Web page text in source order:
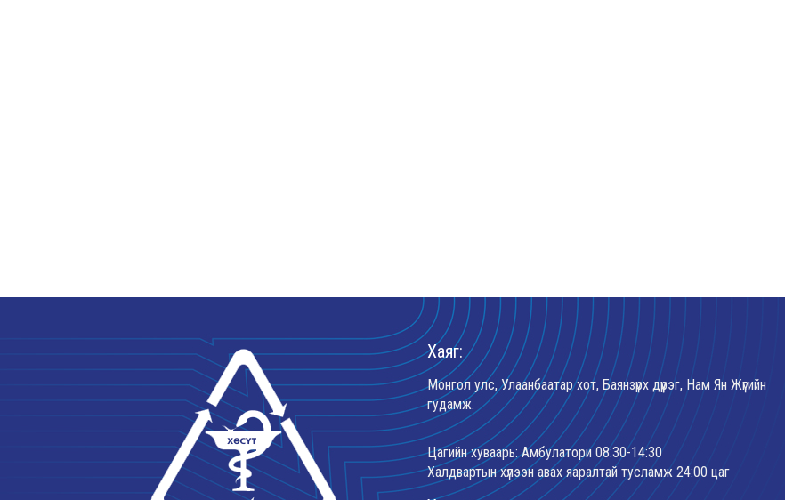
Хаяг:
Монгол улс, Улаанбаатар хот, Баянзүрх дүүрэг, Нам Ян Жүгийн
гудамж.
Цагийн хуваарь: Амбулатори 08:30-14:30
Халдвартын хүлээн авах яаралтай тусламж 24:00 цаг